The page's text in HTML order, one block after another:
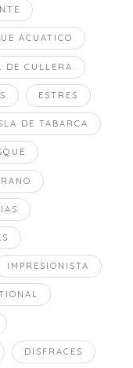
ACUATICO
DE CULLERA
ESTRES
DE TABARCA
IMPRESIONISTA
DISFRACES